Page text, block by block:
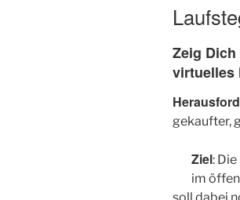
Zeig
virtuelles
gekaufter,
Ziel:
im